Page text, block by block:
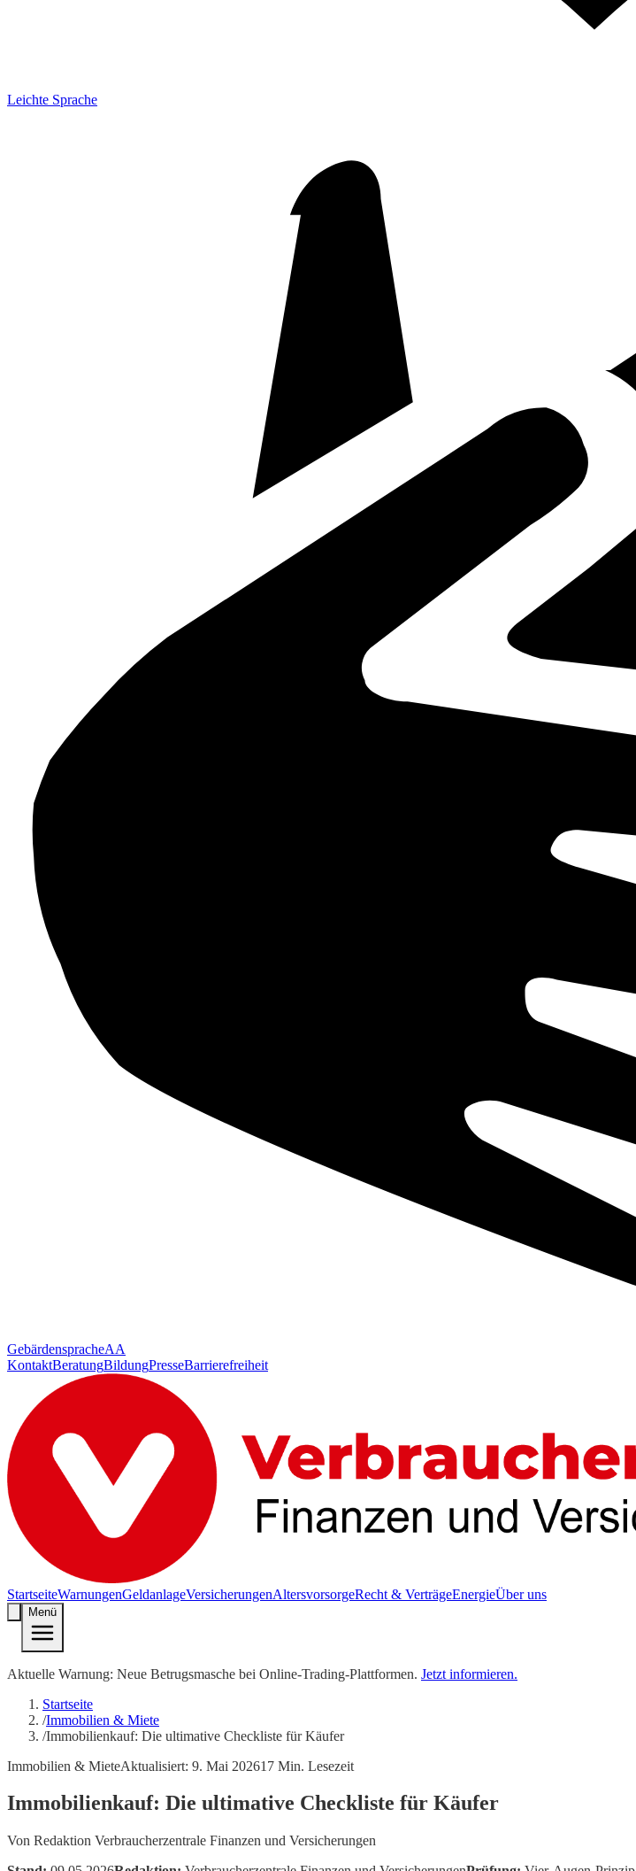
Leichte Sprache
GebärdenspracheAA
KontaktBeratungBildungPresseBarrierefreiheit
StartseiteWarnungenGeldanlageVersicherungenAltersvorsorgeRecht & VerträgeEnergieÜber uns
Menü
Aktuelle Warnung: Neue Betrugsmasche bei Online-Trading-Plattformen. Jetzt informieren.
Startseite
/Immobilien & Miete
/Immobilienkauf: Die ultimative Checkliste für Käufer
Immobilien & MieteAktualisiert: 9. Mai 202617 Min. Lesezeit
Immobilienkauf: Die ultimative Checkliste für Käufer
Von Redaktion Verbraucherzentrale Finanzen und Versicherungen